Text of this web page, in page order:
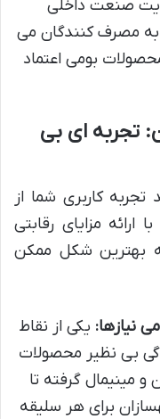
صنعت داخلی
به مصرف کنندگان می
بومی اعتماد
تجربه ای بی
کاربری شما از
مزایای رقابتی
بهترین شکل ممکن
نیازها: یکی از نقاط
بی نظیر محصولات
مینیمال گرفته تا
برای هر سلیقه